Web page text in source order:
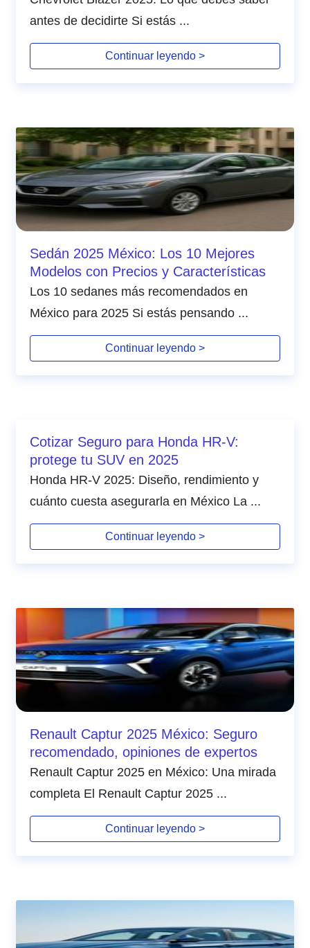
antes de decidirte Si estás ...
Continuar leyendo >
Sedán 2025 México: Los 10 Mejores
Modelos con Precios y Características
Los 10 sedanes más recomendados en
México para 2025 Si estás pensando ...
Continuar leyendo >
Cotizar Seguro para Honda HR-V:
protege tu SUV en 2025
Honda HR-V 2025: Diseño, rendimiento y
cuánto cuesta asegurarla en México La ...
Continuar leyendo >
Renault Captur 2025 México: Seguro
recomendado, opiniones de expertos
Renault Captur 2025 en México: Una mirada
completa El Renault Captur 2025 ...
Continuar leyendo >